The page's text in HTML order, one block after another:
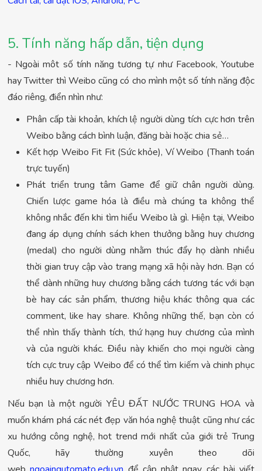
5. Tính năng hấp dẫn, tiện dụng
- Ngoài môt số tính năng tương tự như Facebook, Youtube
hay Twitter thì Weibo cũng có cho mình một số tính năng độc
đáo riêng, điển nhìn như:
Phân cấp tài khoản, khích lệ người dùng tích cực hơn trên
Weibo bằng cách bình luận, đăng bài hoặc chia sẻ…
Kết hợp Weibo Fit Fit (Sức khỏe), Ví Weibo (Thanh toán
trực tuyến)
Phát triển trung tâm Game để giữ chân người dùng.
Chiến lược game hóa là điều mà chúng ta không thể
không nhắc đến khi tìm hiểu Weibo là gì. Hiện tại, Weibo
đang áp dụng chính sách khen thưởng bằng huy chương
(medal) cho người dùng nhằm thúc đẩy họ dành nhiều
thời gian truy cập vào trang mạng xã hội này hơn. Bạn có
thể dành những huy chương bằng cách tương tác với bạn
bè hay các sản phẩm, thương hiệu khác thông qua các
comment, like hay share. Không những thế, bạn còn có
thể nhìn thấy thành tích, thứ hạng huy chương của mình
và của người khác. Điều này khiến cho mọi người càng
tích cực truy cập Weibo để có thể tìm kiếm và chinh phục
nhiều huy chương hơn.
Nếu bạn là một người YÊU ĐẤT NƯỚC TRUNG HOA và
muốn khám phá các nét đẹp văn hóa nghệ thuật cũng như các
xu hướng công nghệ, hot trend mới nhất của giới trẻ Trung
Quốc, hãy thường xuyên theo dõi